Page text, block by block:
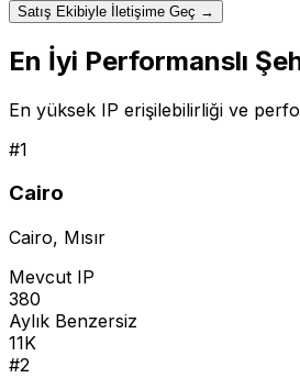
Satış Ekibiyle İletişime Geç →
En İyi Performanslı
En yüksek IP erişilebilirliği ve
#1
Cairo
Cairo, Mısır
Mevcut IP
380
Aylık Benzersiz
11K
#2